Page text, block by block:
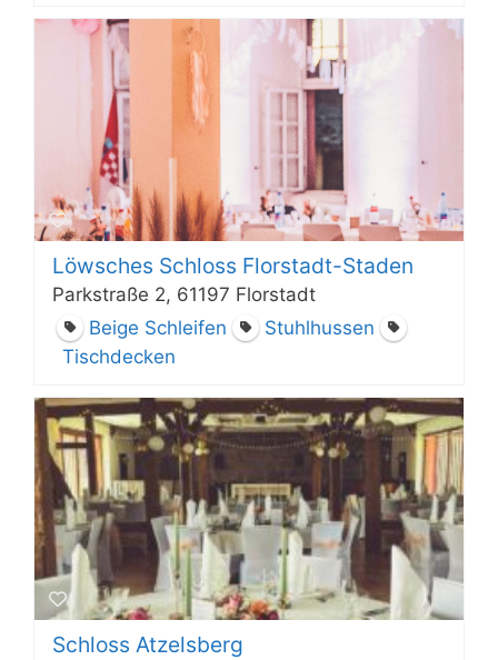
Löwsches Schloss Florstadt-Staden
Parkstraße 2, 61197 Florstadt
Beige Schleifen
Stuhlhussen
Tischdecken
Schloss Atzelsberg